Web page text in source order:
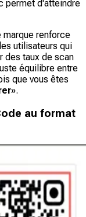
permet d'atteindre
marque renforce
utilisateurs qui
des taux de scan
équilibre entre
que vous êtes
».
au format